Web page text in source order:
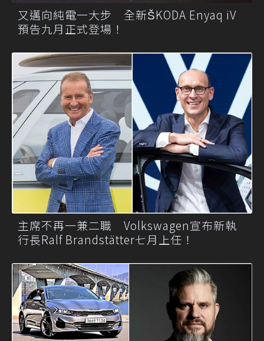
又邁向純電一大步 全新ŠKODA Enyaq iV
預告九月正式登場！
主席不再一兼二職 Volkswagen宣布新執
行長Ralf Brandstätter七月上任！